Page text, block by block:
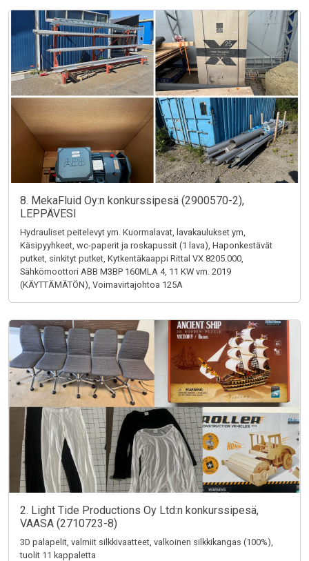
8. MekaFluid Oy:n konkurssipesä (2900570-2),
LEPPÄVESI
Hydrauliset peitelevyt ym. Kuormalavat, lavakaulukset ym,
Käsipyyhkeet, wc-paperit ja roskapussit (1 lava), Haponkestävät
putket, sinkityt putket, Kytkentäkaappi Rittal VX 8205.000,
Sähkömoottori ABB M3BP 160MLA 4, 11 KW vm. 2019
(KÄYTTÄMÄTÖN), Voimavirtajohtoa 125A
2. Light Tide Productions Oy Ltd:n konkurssipesä,
VAASA (2710723-8)
3D palapelit, valmiit silkkivaatteet, valkoinen silkkikangas (100%),
tuolit 11 kappaletta